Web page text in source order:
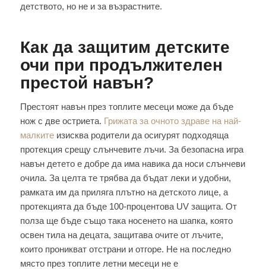
детството, но не и за възрастните.
Как да защитим детските
очи при продължителен
престой навън?
Престоят навън през топлите месеци може да бъде
нож с две остриета. Грижата за очното здраве на най-
малкитеизисква родители да осигурят подходяща
протекция срещу слънчевите лъчи. За безопасна игра
навън детето е добре да има навика да носи слънчеви
очила. За целта те трябва да бъдат леки и удобни,
рамката им да приляга плътно на детското лице, а
протекцията да бъде 100-процентова UV защита. От
полза ще бъде също така носенето на шапка, която
освен тила на децата, защитава очите от лъчите,
които проникват отстрани и отгоре. Не на последно
място през топлите летни месеци не е